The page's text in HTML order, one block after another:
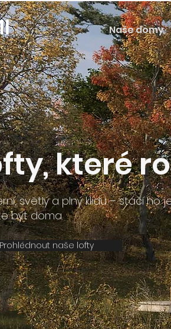
Naše domy
které
světlý a plný klidu – stačí ho
být doma.
Prohlédnout naše lofty